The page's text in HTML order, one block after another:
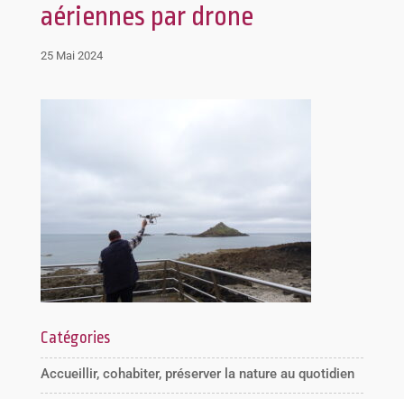
aériennes par drone
25 Mai 2024
Catégories
Accueillir, cohabiter, préserver la nature au quotidien